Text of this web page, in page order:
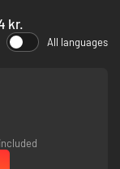
kr.
All languages